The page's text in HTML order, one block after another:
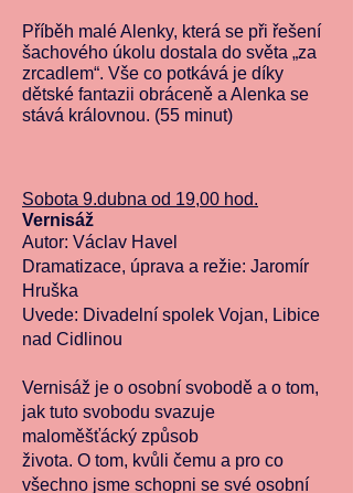
Příběh malé Alenky, která se při řešení
šachového úkolu dostala do světa „za
zrcadlem“. Vše co potkává je díky
dětské fantazii obráceně a Alenka se
stává královnou. (55 minut)
Sobota 9.dubna od 19,00 hod.
Vernisáž
Autor: Václav Havel
Dramatizace, úprava a režie: Jaromír
Hruška
Uvede: Divadelní spolek Vojan, Libice
nad Cidlinou
Vernisáž je o osobní svobodě a o tom,
jak tuto svobodu svazuje
maloměšťácký způsob
života. O tom, kvůli čemu a pro co
všechno jsme schopni se své osobní